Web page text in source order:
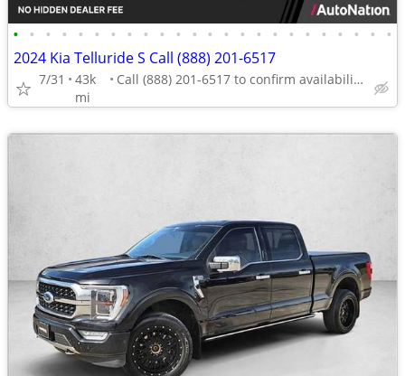
• • • • • • • • • • • • • • • • • • • • • • • •
2024 Kia Telluride S Call (888) 201-6517
7/31
43k
mi
Call (888) 201-6517 to confirm availability - May 14th